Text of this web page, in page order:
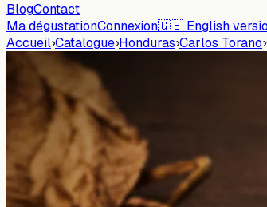
BlogContact
Ma dégustationConnexion🇬🇧 English
Accueil›Catalogue›Honduras›Carlos Torano›